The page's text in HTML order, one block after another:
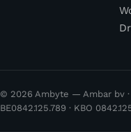
© 2026 Ambyte — Ambar bv ·
BE0842.125.789 · KBO